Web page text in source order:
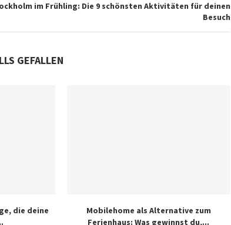
im Frühling: Die 9 schönsten Aktivitäten für deinen
Besuch
GEFALLEN
die deine
Mobilehome als Alternative zum
Ferienhaus: Was gewinnst du,...